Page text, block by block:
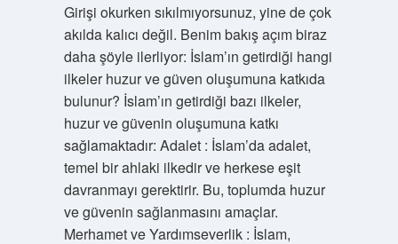
Girişi okurken sıkılmıyorsunuz, yine de çok
akılda kalıcı değil. Benim bakış açım biraz
daha şöyle ilerliyor: İslam’ın getirdiği hangi
ilkeler huzur ve güven oluşumuna katkıda
bulunur? İslam’ın getirdiği bazı ilkeler,
huzur ve güvenin oluşumuna katkı
sağlamaktadır: Adalet : İslam’da adalet,
temel bir ahlaki ilkedir ve herkese eşit
davranmayı gerektirir. Bu, toplumda huzur
ve güvenin sağlanmasını amaçlar.
Merhamet ve Yardımseverlik : İslam,